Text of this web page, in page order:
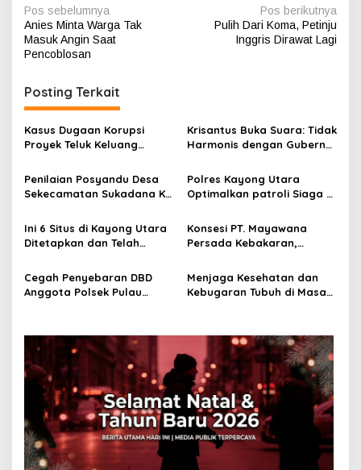
N
a
v
i
g
a
s
i
p
s
Pos sebelumnya
Anies Minta Warga Tak
Masuk Angin Saat
Pencoblosan
Pos berikutnya
Pulih Dari Koma, Petinju
Inggris Dirawat Lagi
Posting Terkait
Kasus Dugaan Korupsi
Proyek Teluk Keluang
Enforcement Mati Suri
Krisantus Buka Suara: Tidak
Harmonis dengan Gubernur
Korupsi
Penilaian Posyandu Desa
Sekecamatan Sukadana KB
Kecamatan Tahun 2025
Polres Kayong Utara
Optimalkan patroli Siaga di
Pencoblosan
Ini 6 Situs di Kayong Utara
Ditetapkan dan Telah
Konsesi PT. Mayawana
Persada Kebakaran,
Koordinatnya Arah
Perawas
Cegah Penyebaran DBD
Anggota Polsek Pulau
Penyemprotan Fogging
Menjaga Kesehatan dan
Kebugaran Tubuh di Masa